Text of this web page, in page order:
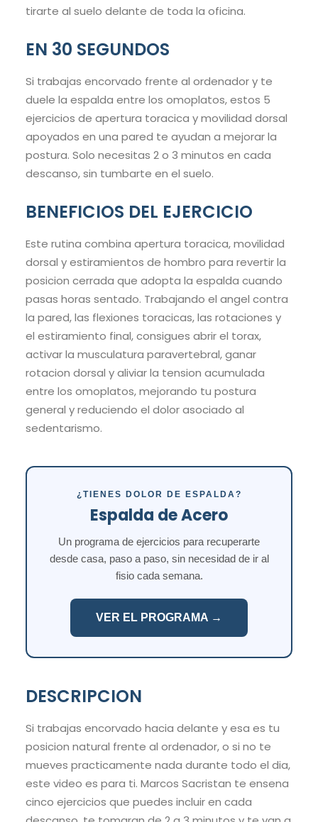
tirarte al suelo delante de toda la oficina.
EN 30 SEGUNDOS
Si trabajas encorvado frente al ordenador y te
duele la espalda entre los omoplatos, estos 5
ejercicios de apertura toracica y movilidad dorsal
apoyados en una pared te ayudan a mejorar la
postura. Solo necesitas 2 o 3 minutos en cada
descanso, sin tumbarte en el suelo.
BENEFICIOS DEL EJERCICIO
Este rutina combina apertura toracica, movilidad
dorsal y estiramientos de hombro para revertir la
posicion cerrada que adopta la espalda cuando
pasas horas sentado. Trabajando el angel contra
la pared, las flexiones toracicas, las rotaciones y
el estiramiento final, consigues abrir el torax,
activar la musculatura paravertebral, ganar
rotacion dorsal y aliviar la tension acumulada
entre los omoplatos, mejorando tu postura
general y reduciendo el dolor asociado al
sedentarismo.
¿TIENES DOLOR DE ESPALDA?
Espalda de Acero
Un programa de ejercicios para recuperarte
desde casa, paso a paso, sin necesidad de ir al
fisio cada semana.
VER EL PROGRAMA →
DESCRIPCION
Si trabajas encorvado hacia delante y esa es tu
posicion natural frente al ordenador, o si no te
mueves practicamente nada durante todo el dia,
este video es para ti. Marcos Sacristan te ensena
cinco ejercicios que puedes incluir en cada